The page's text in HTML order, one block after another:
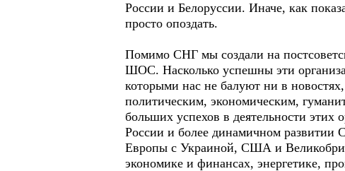
России и Белоруссии. Иначе, как
просто опоздать.
Помимо СНГ мы создали на
ШОС. Насколько успешны эти
которыми нас не балуют ни в
политическим, экономическим,
больших успехов в деятельности
России и более динамичном
Европы с Украиной, США и
экономике и финансах, энергетике,